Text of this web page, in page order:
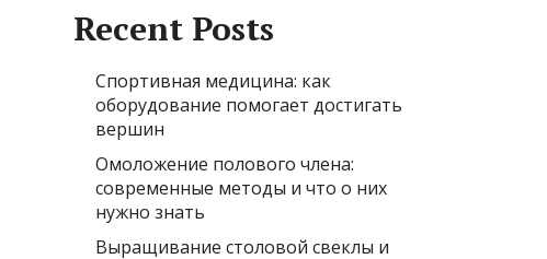
Recent Posts
Спортивная медицина: как
оборудование помогает достигать
вершин
Омоложение полового члена:
современные методы и что о них
нужно знать
Выращивание столовой свеклы и